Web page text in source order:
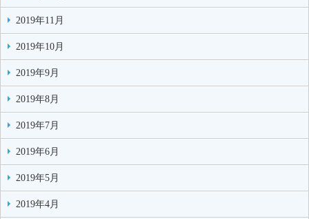
2019年11月
2019年10月
2019年9月
2019年8月
2019年7月
2019年6月
2019年5月
2019年4月